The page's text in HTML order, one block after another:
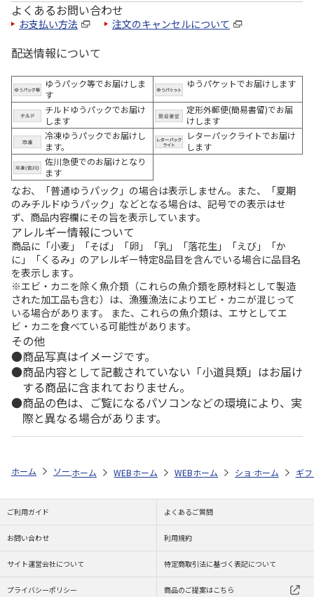
よくあるお問い合わせ
お支払い方法 注文のキャンセルについて
配送情報について
ゆうパック等でお届けしま
す
ゆうパケットでお届けします
チルドゆうパックでお届け
します
定形外郵便(簡易書留)でお届
けします
冷凍ゆうパックでお届けし
ます。
レターパックライトでお届け
します
佐川急便でのお届けとなり
ます
なお、「普通ゆうパック」の場合は表示しません。また、「夏期
のみチルドゆうパック」などとなる場合は、記号での表示はせ
ず、商品内容欄にその旨を表示しています。
アレルギー情報について
商品に「小麦」「そば」「卵」「乳」「落花生」「えび」「か
に」「くるみ」のアレルギー特定8品目を含んでいる場合に品目名
を表示します。
※エビ・カニを除く魚介類（これらの魚介類を原材料として製造
された加工品も含む）は、漁獲漁法によりエビ・カニが混じって
いる場合があります。 また、これらの魚介類は、エサとしてエ
ビ・カニを食べている可能性があります。
その他
商品写真はイメージです。
商品内容として記載されていない「小道具類」はお届け
する商品に含まれておりません。
商品の色は、ご覧になるパソコンなどの環境により、実
際と異なる場合があります。
ホーム ソーシャルギフト ソーシャルギフト(価格別) 予算で探す
ホーム WEB特集 非食品 選べるカタログギフト
ホーム WEB特集 非食品 選べるカタ
ホーム ショップ一覧 株
ホーム ギ
ご利用ガイド よくあるご質問
お問い合わせ 利用規約
サイト運営会社について 特定商取引法に基づく表記について
プライバシーポリシー 商品のご提案はこちら